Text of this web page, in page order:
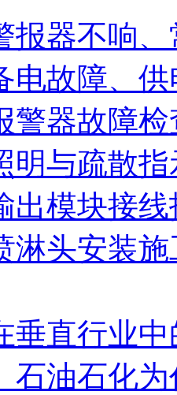
报器不响
电故障、
警器故障
明与疏散
出模块接
淋头安装
垂直行业
石油石化